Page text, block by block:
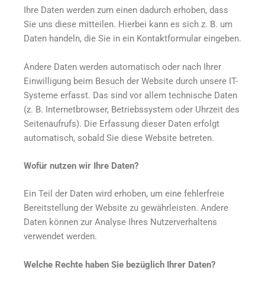
Ihre Daten werden zum einen dadurch erhoben, dass
Sie uns diese mitteilen. Hierbei kann es sich z. B. um
Daten handeln, die Sie in ein Kontaktformular eingeben.
Andere Daten werden automatisch oder nach Ihrer
Einwilligung beim Besuch der Website durch unsere IT-
Systeme erfasst. Das sind vor allem technische Daten
(z. B. Internetbrowser, Betriebssystem oder Uhrzeit des
Seitenaufrufs). Die Erfassung dieser Daten erfolgt
automatisch, sobald Sie diese Website betreten.
Wofür nutzen wir Ihre Daten?
Ein Teil der Daten wird erhoben, um eine fehlerfreie
Bereitstellung der Website zu gewährleisten. Andere
Daten können zur Analyse Ihres Nutzerverhaltens
verwendet werden.
Welche Rechte haben Sie bezüglich Ihrer Daten?